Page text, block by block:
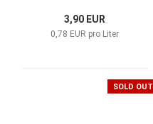
3,90 EUR
0,78 EUR pro Liter
SOLD OUT